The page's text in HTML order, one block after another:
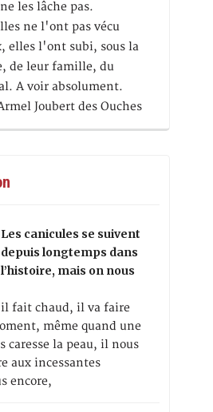
les lâche pas.
ne l'ont pas vécu
elles l'ont subi, sous la
de leur famille, du
A voir absolument.
Joubert des Ouches
Les canicules se suivent
depuis longtemps dans
l’histoire, mais on nous
fait chaud, il va faire
même quand une
caresse la peau, il nous
aux incessantes
encore,